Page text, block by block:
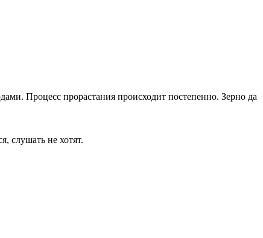
Процесс прорастания происходит постепенно. Зерно да
слушать не хотят.